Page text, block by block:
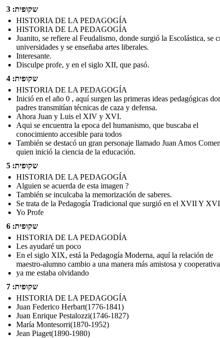
שקופית: 3
HISTORIA DE LA PEDAGOGÍA
HISTORIA DE LA PEDAGOGÍA
Juanito, se refiere al Feudalismo, donde surgió la Escolástica, se
universidades y se enseñaba artes liberales.
Interesante.
Disculpe profe, y en el siglo XII, que pasó.
שקופית: 4
HISTORIA DE LA PEDAGOGÍA
Inició en el año 0 , aquí surgen las primeras ideas pedagógicas
padres transmitían técnicas de caza y defensa.
Ahora Juan y Luis el XIV y XVI.
Aqui se encuentra la epoca del humanismo, que buscaba el
conocimiento accesible para todos
También se destacó un gran personaje llamado Juan Amos
quien inició la ciencia de la educación.
שקופית: 5
HISTORIA DE LA PEDAGOGÍA
Alguien se acuerda de esta imagen ?
También se inculcaba la memorización de saberes.
Se trata de la Pedagogía Tradicional que surgió en el XVII Y
Yo Profe
שקופית: 6
HISTORIA DE LA PEDAGODÍA
Les ayudaré un poco
En el siglo XIX, está la Pedagogía Moderna, aquí la relación de
maestro-alumno cambio a una manera más amistosa y
ya me estaba olvidando
שקופית: 7
HISTORIA DE LA PEDAGOGÍA
Juan Federico Herbart(1776-1841)
Juan Enrique Pestalozzi(1746-1827)
María Montesorri(1870-1952)
Jean Piaget(1890-1980)